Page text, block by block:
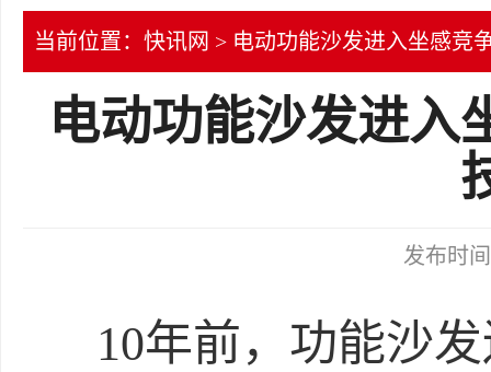
当前位置： 快讯网 > 电动功能沙发进入坐感竞
电动功能沙发进入
发布时
10年前，功能沙